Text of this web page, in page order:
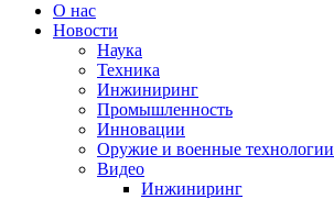
О нас
Новости
Наука
Техника
Инжиниринг
Промышленность
Инновации
Оружие и военные технологии
Видео
Инжиниринг